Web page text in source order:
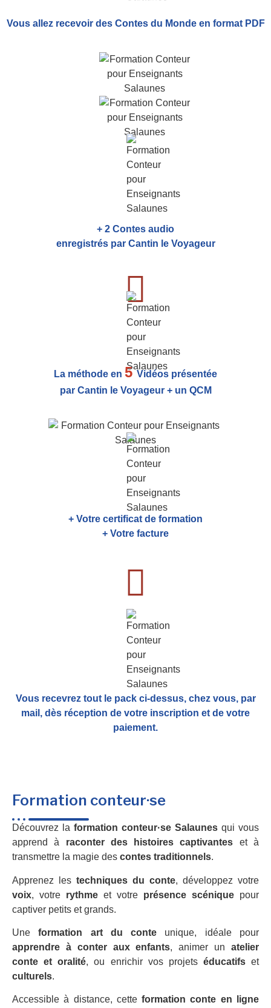
Vous allez recevoir des Contes du Monde en format PDF
+ 2 Contes audio
enregistrés par Cantin le Voyageur
La méthode en 5Vidéos présentée
par Cantin le Voyageur + un QCM
+ Votre certificat de formation
+ Votre facture
Vous recevrez tout le pack ci-dessus, chez vous, par
mail, dès réception de votre inscription et de votre
paiement.
Formation conteur·se
Découvrez la formation conteur·se Salaunes qui vous
apprend à raconter des histoires captivantes et à
transmettre la magie des contes traditionnels.
Apprenez les techniques du conte, développez votre
voix, votre rythme et votre présence scénique pour
captiver petits et grands.
Uneformation art du conte unique, idéale pour
apprendre à conter aux enfants, animer unatelier
conte et oralité, ou enrichir vos projets éducatifset
culturels.
Accessible à distance, cetteformation conte en ligne